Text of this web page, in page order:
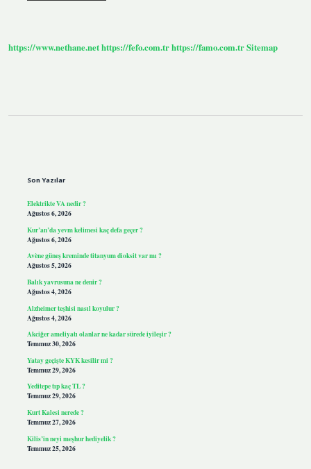
https://www.nethane.nethttps://fefo.com.trhttps://famo.com.trSitemap
Son Yazılar
Elektrikte VA nedir ?
Ağustos 6, 2026
Kur’an’da yevm kelimesi kaç defa geçer ?
Ağustos 6, 2026
Avène güneş kreminde titanyum dioksit var mı ?
Ağustos 5, 2026
Balık yavrusuna ne denir ?
Ağustos 4, 2026
Alzheimer teşhisi nasıl koyulur ?
Ağustos 4, 2026
Akciğer ameliyatı olanlar ne kadar sürede iyileşir ?
Temmuz 30, 2026
Yatay geçişte KYK kesilir mi ?
Temmuz 29, 2026
Yeditepe tıp kaç TL ?
Temmuz 29, 2026
Kurt Kalesi nerede ?
Temmuz 27, 2026
Kilis’in neyi meşhur hediyelik ?
Temmuz 25, 2026